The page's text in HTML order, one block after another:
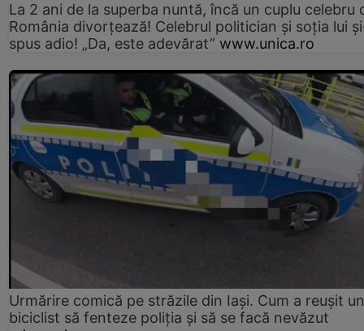
La 2 ani de la superba nuntă, încă un cuplu celebru
România divorțează! Celebrul politician și soția lui
spus adio! „Da, este adevărat” www.unica.ro
Urmărire comică pe străzile din Iași. Cum a reușit un
biciclist să fenteze poliția și să se facă nevăzut